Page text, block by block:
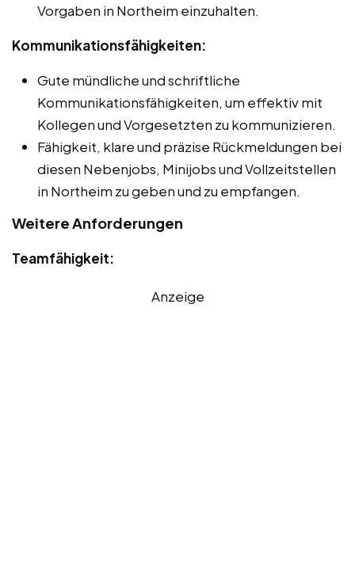
Vorgaben in Northeim einzuhalten.
Kommunikationsfähigkeiten:
Gute mündliche und schriftliche
Kommunikationsfähigkeiten, um effektiv mit
Kollegen und Vorgesetzten zu kommunizieren.
Fähigkeit, klare und präzise Rückmeldungen bei
diesen Nebenjobs, Minijobs und Vollzeitstellen
in Northeim zu geben und zu empfangen.
Weitere Anforderungen
Teamfähigkeit:
Anzeige